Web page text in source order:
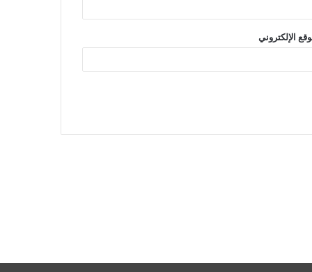
الإلكتروني